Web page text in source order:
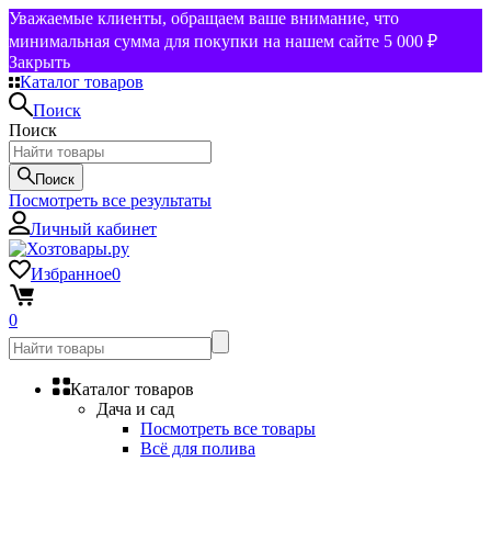
Уважаемые клиенты, обращаем ваше внимание, что
минимальная сумма для покупки на нашем сайте 5 000 ₽
Закрыть
Каталог товаров
Поиск
Поиск
Поиск
Посмотреть все результаты
Личный кабинет
Избранное0
0
Каталог товаров
Дача и сад
Посмотреть все товары
Всё для полива